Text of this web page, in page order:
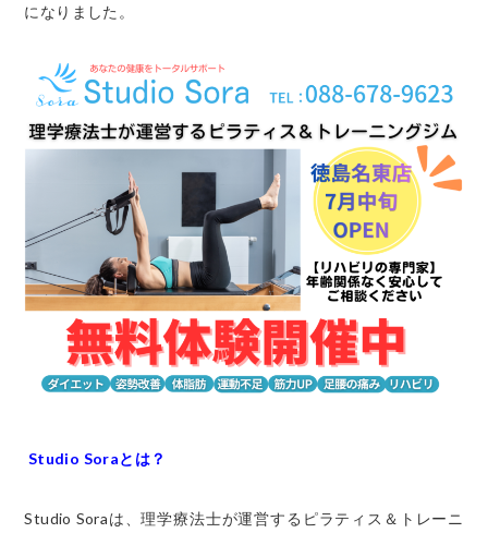
になりました。
Studio Soraとは？
Studio Soraは、理学療法士が運営するピラティス＆トレーニ